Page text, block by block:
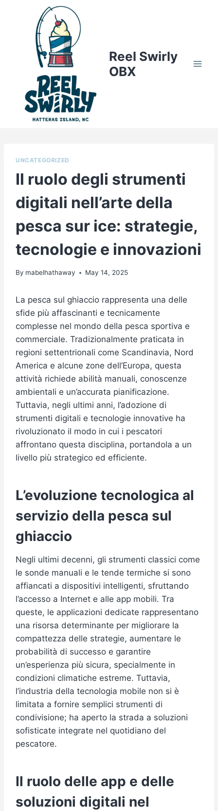
Reel Swirly
OBX
UNCATEGORIZED
Il ruolo degli strumenti
digitali nell’arte della
pesca sur ice: strategie,
tecnologie e innovazioni
By mabelhathaway May 14, 2025
La pesca sul ghiaccio rappresenta una delle
sfide più affascinanti e tecnicamente
complesse nel mondo della pesca sportiva e
commerciale. Tradizionalmente praticata in
regioni settentrionali come Scandinavia, Nord
America e alcune zone dell’Europa, questa
attività richiede abilità manuali, conoscenze
ambientali e un’accurata pianificazione.
Tuttavia, negli ultimi anni, l’adozione di
strumenti digitali e tecnologie innovative ha
rivoluzionato il modo in cui i pescatori
affrontano questa disciplina, portandola a un
livello più strategico ed efficiente.
L’evoluzione tecnologica al
servizio della pesca sul
ghiaccio
Negli ultimi decenni, gli strumenti classici come
le sonde manuali e le tende termiche si sono
affiancati a dispositivi intelligenti, sfruttando
l’accesso a Internet e alle app mobili. Tra
queste, le applicazioni dedicate rappresentano
una risorsa determinante per migliorare la
compattezza delle strategie, aumentare le
probabilità di successo e garantire
un’esperienza più sicura, specialmente in
condizioni climatiche estreme. Tuttavia,
l’industria della tecnologia mobile non si è
limitata a fornire semplici strumenti di
condivisione; ha aperto la strada a soluzioni
sofisticate integrate nel quotidiano del
pescatore.
Il ruolo delle app e delle
soluzioni digitali nel